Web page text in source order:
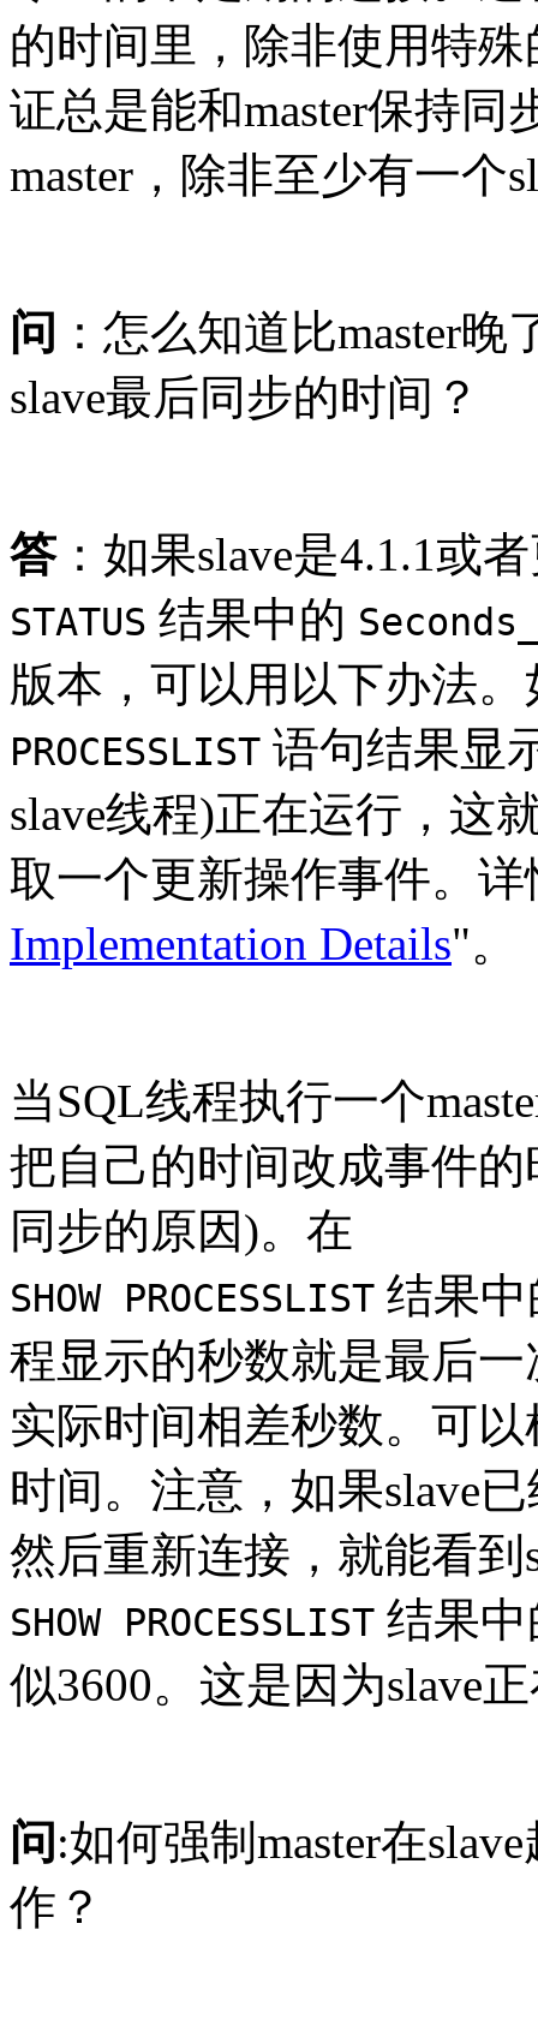
的时间里，除非使用特
证总是能和master保持
master，除非至少有一个
问 ：怎么知道比master
slave最后同步的时间？
答：如果slave是4.1.1或
STATUS 结果中的
版本，可以用以下办法
PROCESSLIST 语句结果显
slave线程)正在运行，这
取一个更新操作事件。
Implementation Details"。
当SQL线程执行一个
把自己的时间改成事件
同步的原因)。在
SHOW PROCESSLIST 结果
程显示的秒数就是最后
实际时间相差秒数。可
时间。注意，如果slave
然后重新连接，就能看到
SHOW PROCESSLIST 结果
似3600。这是因为slave
问 :如何强制master在
作？